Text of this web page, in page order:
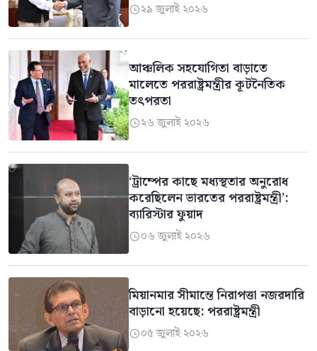
২৯ জুলাই ২০২৬
আঞ্চলিক সহযোগিতা বাড়াতে
মালেতে পররাষ্ট্রমন্ত্রীর কূটনৈতিক
তৎপরতা
২৬ জুলাই ২০২৬
‘ট্রাম্পের কাছে মধ্যস্থতার অনুরোধ
করেছিলেন ভারতের পররাষ্ট্রমন্ত্রী’:
ব্যারিস্টার ফুয়াদ
০৬ জুলাই ২০২৬
মিয়ানমার সীমান্তে নিরাপত্তা নজরদারি
বাড়ানো হয়েছে: পররাষ্ট্রমন্ত্রী
০৫ জুলাই ২০২৬